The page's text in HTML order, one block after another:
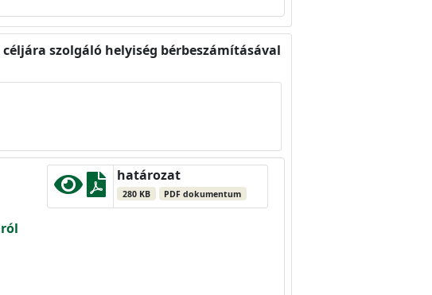
szolgáló helyiség bérbeszámításával
határozat
280 KB PDF dokumentum